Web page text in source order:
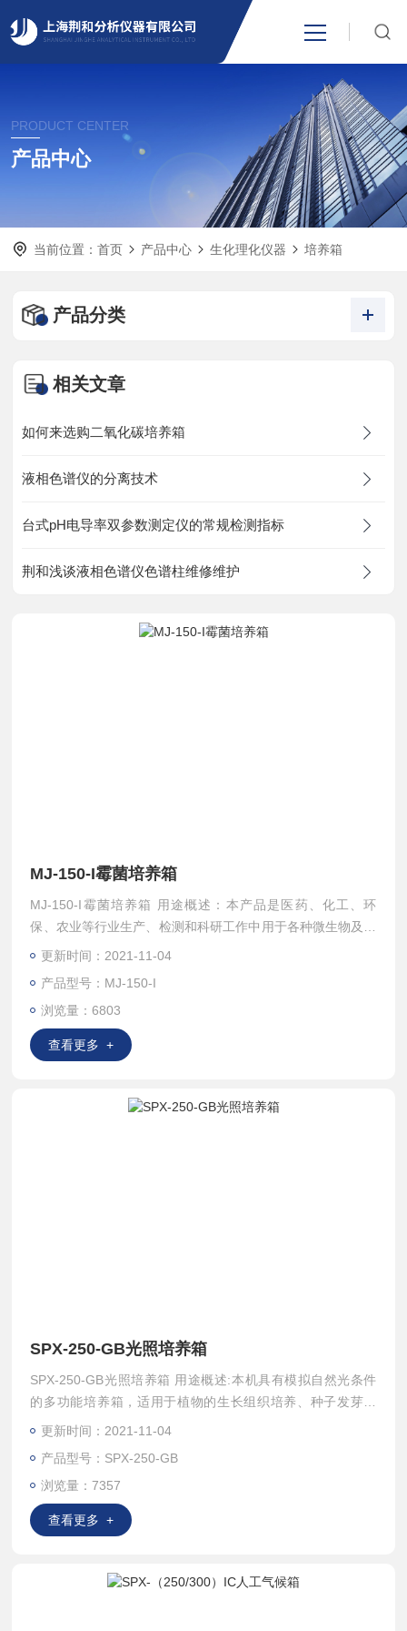
关于我们
新闻资讯
资料下载
联系我们
PRODUCT CENTER
产品中心
当前位置：首页 产品中心 生化理化仪器 培养箱
产品分类
相关文章
如何来选购二氧化碳培养箱
液相色谱仪的分离技术
台式pH电导率双参数测定仪的常规检测指标
荆和浅谈液相色谱仪色谱柱维修维护
MJ-150-I霉菌培养箱
MJ-150-I霉菌培养箱 用途概述：本产品是医药、化工、环
保、农业等行业生产、检测和科研工作中用于各种微生物及孵
化的设备。
更新时间：2021-11-04
产品型号：MJ-150-I
浏览量：6803
查看更多 +
SPX-250-GB光照培养箱
SPX-250-GB光照培养箱 用途概述:本机具有模拟自然光条件
的多功能培养箱，适用于植物的生长组织培养、种子发芽试
验、植物的栽培与育种、昆虫及小动物饲养、微生物、抗生物
更新时间：2021-11-04
产品型号：SPX-250-GB
浏览量：7357
查看更多 +